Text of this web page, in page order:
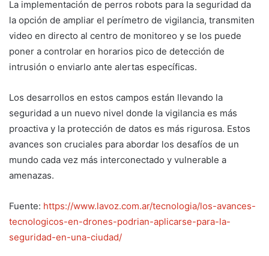
La implementación de perros robots para la seguridad da
la opción de ampliar el perímetro de vigilancia, transmiten
video en directo al centro de monitoreo y se los puede
poner a controlar en horarios pico de detección de
intrusión o enviarlo ante alertas específicas.
Los desarrollos en estos campos están llevando la
seguridad a un nuevo nivel donde la vigilancia es más
proactiva y la protección de datos es más rigurosa. Estos
avances son cruciales para abordar los desafíos de un
mundo cada vez más interconectado y vulnerable a
amenazas.
Fuente: https://www.lavoz.com.ar/tecnologia/los-avances-
tecnologicos-en-drones-podrian-aplicarse-para-la-
seguridad-en-una-ciudad/